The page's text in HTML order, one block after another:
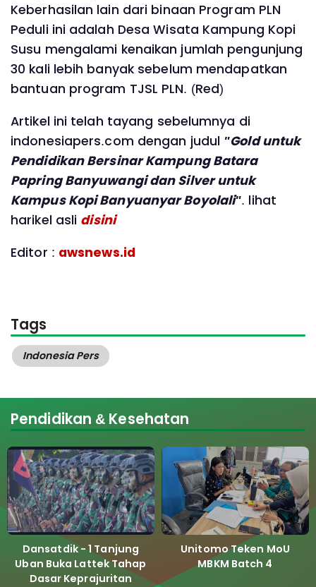
Keberhasilan lain dari binaan Program PLN
Peduli ini adalah Desa Wisata Kampung Kopi
Susu mengalami kenaikan jumlah pengunjung
30 kali lebih banyak sebelum mendapatkan
bantuan program TJSL PLN. (Red)
Artikel ini telah tayang sebelumnya di
indonesiapers.com dengan judul "Gold untuk
Pendidikan Bersinar Kampung Batara
Papring Banyuwangi dan Silver untuk
Kampus Kopi Banyuanyar Boyolali". lihat
harikel asli disini
Editor : awsnews.id
Tags
Indonesia Pers
Pendidikan & Kesehatan
Dansatdik - 1 Tanjung
Uban Buka Lattek Tahap
Dasar Keprajuritan
Unitomo Teken MoU
MBKM Batch 4